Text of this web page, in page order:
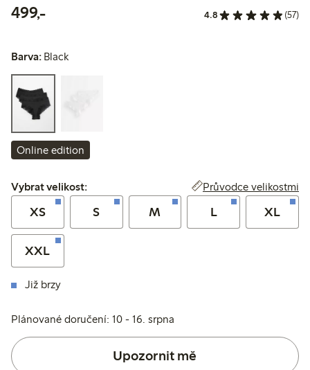
499,-499,00 Kč 4.8 (57)
Barva: Black
Online edition
Vybrat velikost:
Vybrat velikost: Průvodce velikostmi
XS S M L XL
XXL
Již brzy
Plánované doručení: 10 - 16. srpna
Upozornit mě